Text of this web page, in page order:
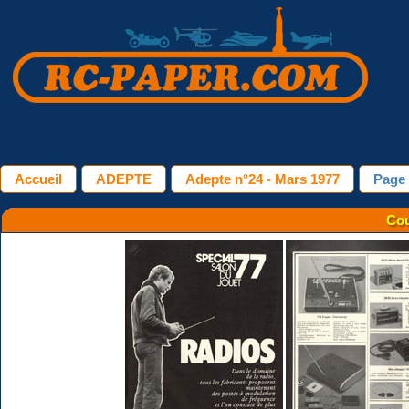
Accueil ADEPTE Adepte n°24 - Mars 1977 Page